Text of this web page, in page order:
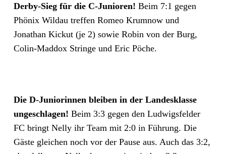
Derby-Sieg für die C-Junioren! Beim 7:1 gegen
Phönix Wildau treffen Romeo Krumnow und
Jonathan Kickut (je 2) sowie Robin von der Burg,
Colin-Maddox Stringe und Eric Pöche.
Die D-Juniorinnen bleiben in der Landesklasse
ungeschlagen! Beim 3:3 gegen den Ludwigsfelder
FC bringt Nelly ihr Team mit 2:0 in Führung. Die
Gäste gleichen noch vor der Pause aus. Auch das 3:2,